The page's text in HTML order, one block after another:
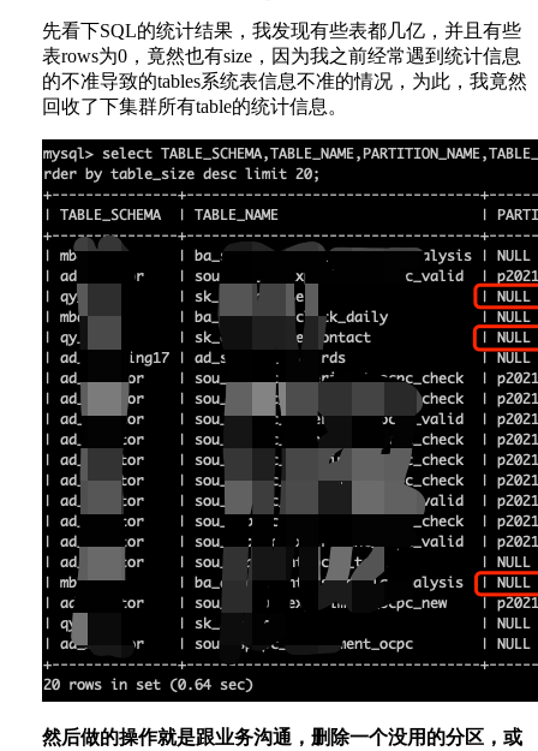
先看下SQL的统计结果，我发现有些表都几亿，并且有些
表rows为0，竟然也有size，因为我之前经常遇到统计信息
的不准导致的tables系统表信息不准的情况，为此，我竟然
回收了下集群所有table的统计信息。
然后做的操作就是跟业务沟通，删除一个没用的分区，或